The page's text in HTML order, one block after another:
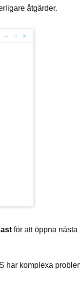
åtgärder.
för att öppna nästa
har komplexa